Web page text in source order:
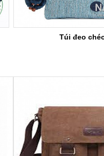
Túi đeo